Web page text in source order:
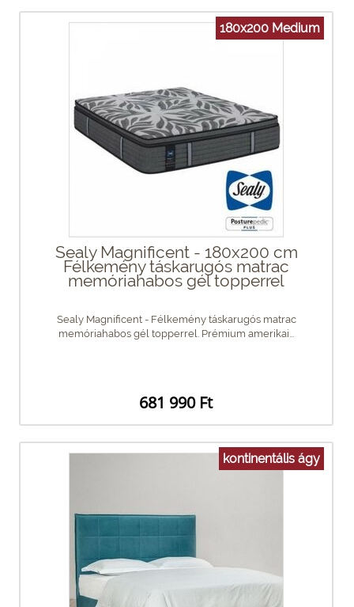
180x200 Medium
Sealy Magnificent - 180x200 cm
Félkemény táskarugós matrac
memóriahabos gél topperrel
Sealy Magnificent - Félkemény táskarugós matrac
memóriahabos gél topperrel. Prémium amerikai...
681 990 Ft
kontinentális ágy